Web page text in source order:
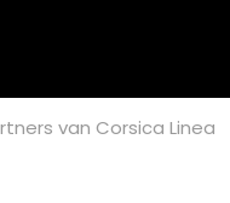
van Corsica Linea